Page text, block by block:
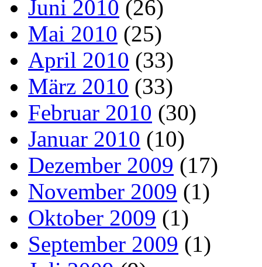
Juni 2010 (26)
Mai 2010 (25)
April 2010 (33)
März 2010 (33)
Februar 2010 (30)
Januar 2010 (10)
Dezember 2009 (17)
November 2009 (1)
Oktober 2009 (1)
September 2009 (1)